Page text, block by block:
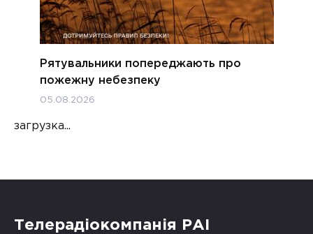
Рятувальники попереджають про
пожежну небезпеку
05.08.2026
загрузка...
Телерадіокомпанія РАІ